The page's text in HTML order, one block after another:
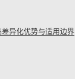
异化优势与适用边界